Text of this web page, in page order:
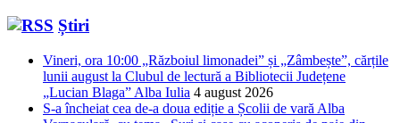
Știri
Vineri, ora 10:00 „Războiul limonadei” și „Zâmbește”, cărțile
lunii august la Clubul de lectură a Bibliotecii Județene
„Lucian Blaga” Alba Iulia 4 august 2026
S-a încheiat cea de-a doua ediție a Școlii de vară Alba